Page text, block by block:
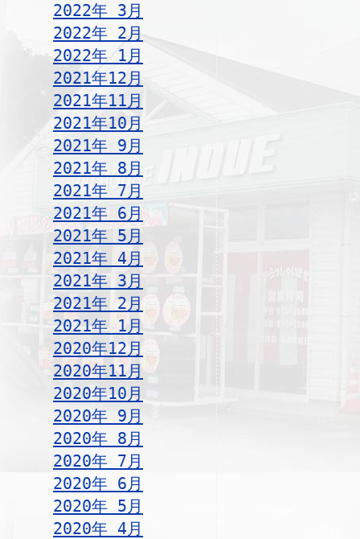
2022年 3月
2022年 2月
2022年 1月
2021年12月
2021年11月
2021年10月
2021年 9月
2021年 8月
2021年 7月
2021年 6月
2021年 5月
2021年 4月
2021年 3月
2021年 2月
2021年 1月
2020年12月
2020年11月
2020年10月
2020年 9月
2020年 8月
2020年 7月
2020年 6月
2020年 5月
2020年 4月